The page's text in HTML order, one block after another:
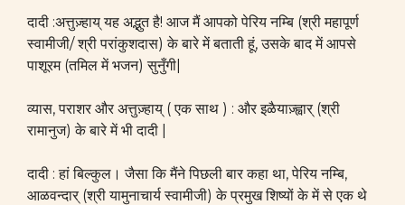
दादी :अत्तुज़्हाय् यह अद्भुत है! आज मैं आपको पेरिय नम्बि (श्री महापूर्ण
स्वामीजी/ श्री परांकुशदास) के बारे में बताती हूं, उसके बाद में आपसे
पाशूरम (तमिल में भजन) सुनुँगी|
व्यास, पराशर और अत्तुज़्हाय् ( एक साथ ) : और इळैयाज़्ह्वार् (श्री
रामानुज) के बारे में भी दादी |
दादी : हां बिल्कुल। जैसा कि मैंने पिछली बार कहा था, पेरिय नम्बि,
आळवन्दार् (श्री यामुनाचार्य स्वामीजी) के प्रमुख शिष्यों के में से एक थे